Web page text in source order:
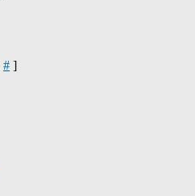
# ]